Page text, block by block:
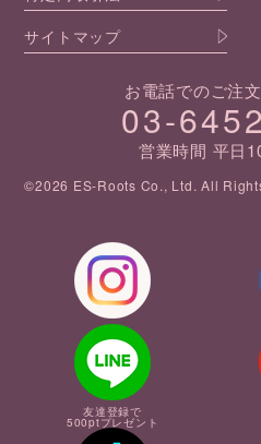
サイトマップ
お電話でのご注
03-
営業時間 平日
©2026 ES-Roots Co., Ltd. All
友達登録で
500ptプレゼント